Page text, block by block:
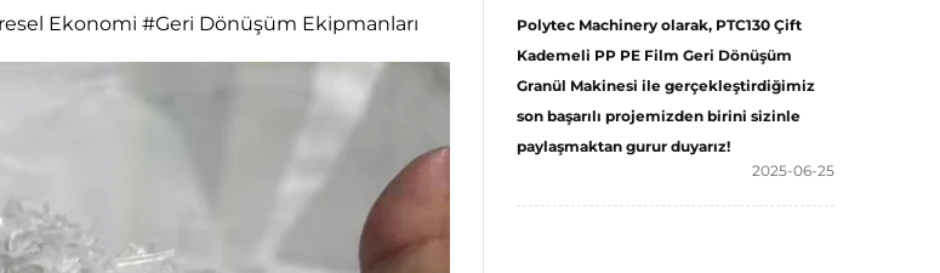
Ekonomi #Geri Dönüşüm Ekipmanları
Polytec Machinery olarak, PTC130 Çift
Kademeli PP PE Film Geri Dönüşüm
Granül Makinesi ile gerçekleştirdiğimiz
son başarılı projemizden birini sizinle
paylaşmaktan gurur duyarız!
2025-06-25